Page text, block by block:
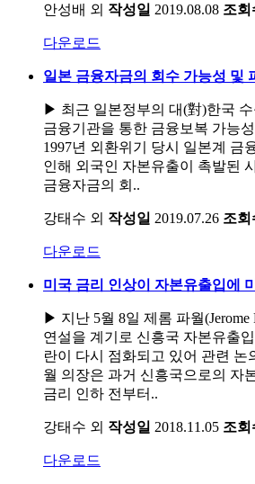
안성배 외 작성일 2019.08.08 조회
다운로드
일본 금융자금의 회수 가능성 및
▶ 최근 일본정부의 대(對)한국 수
금융기관을 통한 금융보복 가능
1997년 외환위기 당시 일본계 금
인해 외국인 자본유출이 촉발된
금융자금의 회..
강태수 외 작성일 2019.07.26 조회
다운로드
미국 금리 인상이 자본유출입에
▶ 지난 5월 8일 제롬 파월
연설을 계기로 신흥국 자본유출
란이 다시 점화되고 있어 관련
월 의장은 과거 신흥국으로의 자
금리 인하 전부터..
강태수 외 작성일 2018.11.05 조회
다운로드